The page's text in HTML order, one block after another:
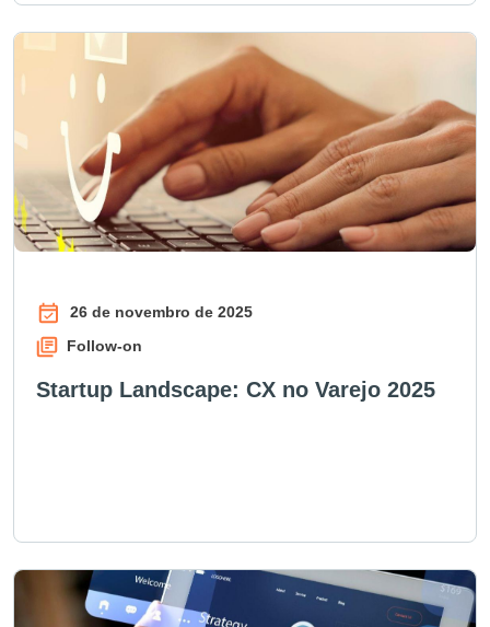
26 de novembro de 2025
Follow-on
Startup Landscape: CX no Varejo 2025